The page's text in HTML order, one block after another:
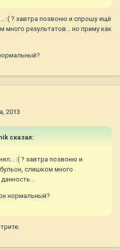
:( ? завтра позвоню и спрошу ещё
много результатов... но приму как
2013
сказал:
:( ? завтра позвоню и
слишком много
нормальный?